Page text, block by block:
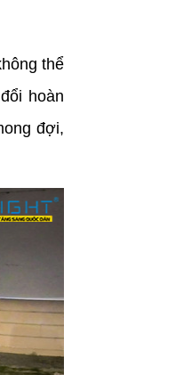
thể
hoàn
đợi,